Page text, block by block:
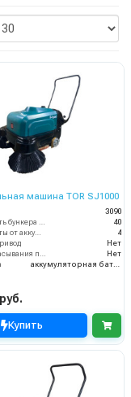
машина TOR SJ1000
3090
40
Время работы от аккумуляторов (ч)
4
Нет
Нет
Купить